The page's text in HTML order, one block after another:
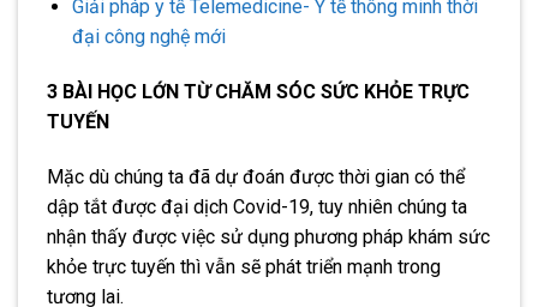
Giải pháp y tế Telemedicine- Y tế thông minh thời
đại công nghệ mới
3 BÀI HỌC LỚN TỪ CHĂM SÓC SỨC KHỎE TRỰC
TUYẾN
Mặc dù chúng ta đã dự đoán được thời gian có thể
dập tắt được đại dịch Covid-19, tuy nhiên chúng ta
nhận thấy được việc sử dụng phương pháp khám sức
khỏe trực tuyến thì vẫn sẽ phát triển mạnh trong
tương lai.